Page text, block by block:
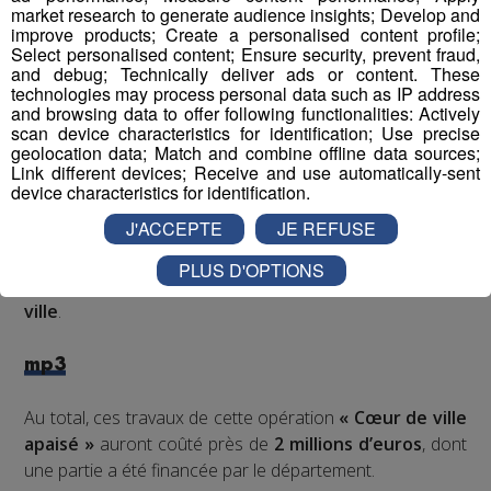
visage du centre-ville.
Ils ne sont pas terminés, puisqu'une seconde phase doit
commencer au printemps.
Georges Morandest le maire deSallanches.
Mais le maire veut aller plus loin. Il souhaite qu’à terme,
les poids lourds soient interdits dans le centre-
ville.
mp3
Au total, ces travaux de cette opération « Cœur de ville
apaisé » auront coûté près de 2 millions d’euros, dont
une partie a été financée par le département.
market research to generate audience insights; Develop and
improve products; Create a personalised content profile;
Select personalised content; Ensure security, prevent fraud,
and debug; Technically deliver ads or content. These
technologies may process personal data such as IP address
and browsing data to offer following functionalities: Actively
scan device characteristics for identification; Use precise
geolocation data; Match and combine offline data sources;
Link different devices; Receive and use automatically-sent
device characteristics for identification.
J'ACCEPTE
JE REFUSE
PLUS D'OPTIONS